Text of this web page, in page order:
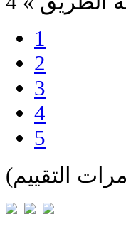
1
2
3
4
5